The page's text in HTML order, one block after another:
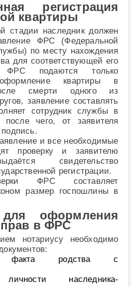
регистрация
квартиры
стадии наследник должен
ФРС (Федеральной
по месту нахождения
для соответствующей его
ФРС подаются только
квартиры в
смерти одного из
заявление составлять
сотрудник службы в
после чего, от заявителя
подпись.
и все необходимые
проверку и заявителю
свидетельство
регистрации.
ФРС составляет
размер госпошлины в
оформления
прав в ФРС
нотариусу необходимо
факта родства с
личности наследника-